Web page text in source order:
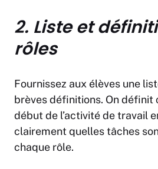
2. Liste et
rôles
Fournissez aux élèves une
brèves définitions. On définit
début de l’activité de travail
clairement quelles tâches
chaque rôle.